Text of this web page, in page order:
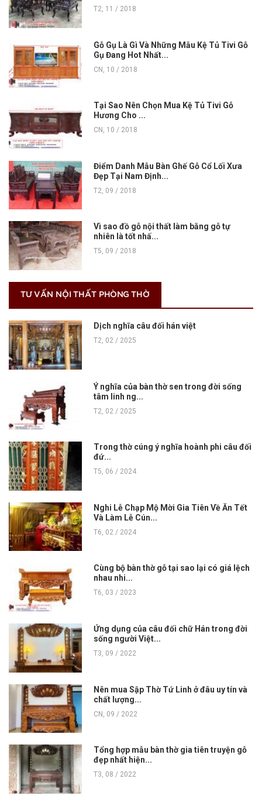
T2, 11 / 2018
Gỗ Gụ Là Gì Và Những Mẫu Kệ Tủ Tivi Gỗ
Gụ Đang Hot Nhất...
CN, 10 / 2018
Tại Sao Nên Chọn Mua Kệ Tủ Tivi Gỗ
Hương Cho ...
CN, 10 / 2018
Điểm Danh Mẫu Bàn Ghế Gỗ Cổ Lối Xưa
Đẹp Tại Nam Định...
T2, 09 / 2018
Vì sao đồ gỗ nội thất làm bằng gỗ tự
nhiên là tốt nhấ...
T5, 09 / 2018
TƯ VẤN NỘI THẤT PHÒNG THỜ
Dịch nghĩa câu đối hán việt
T2, 02 / 2025
Ý nghĩa của bàn thờ sen trong đời sống
tâm linh ng...
T2, 02 / 2025
Trong thờ cúng ý nghĩa hoành phi câu đối
đứ...
T5, 06 / 2024
Nghi Lễ Chạp Mộ Mời Gia Tiên Về Ăn Tết
Và Làm Lễ Cún...
T6, 02 / 2024
Cùng bộ bàn thờ gỗ tại sao lại có giá lệch
nhau nhi...
T6, 03 / 2023
Ứng dụng của câu đối chữ Hán trong đời
sống người Việt...
T3, 09 / 2022
Nên mua Sập Thờ Tứ Linh ở đâu uy tín và
chất lượng...
CN, 09 / 2022
Tổng hợp mẫu bàn thờ gia tiên truyện gỗ
đẹp nhất hiện...
T3, 08 / 2022